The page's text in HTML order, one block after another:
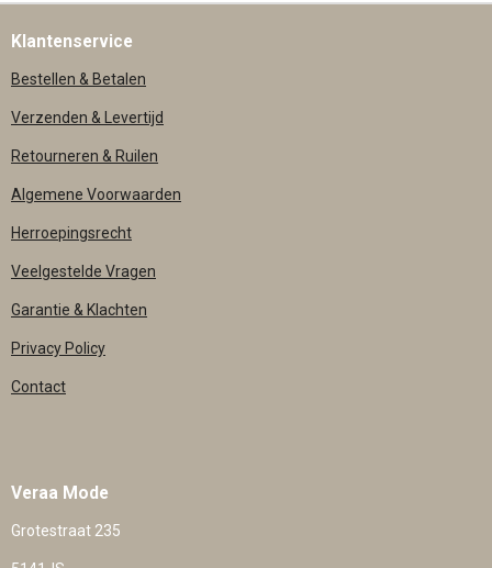
Klantenservice
Bestellen & Betalen
Verzenden & Levertijd
Retourneren & Ruilen
Algemene Voorwaarden
Herroepingsrecht
Veelgestelde Vragen
Garantie & Klachten
Privacy Policy
Contact
Veraa Mode
Grotestraat 235